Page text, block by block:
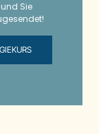
Sie